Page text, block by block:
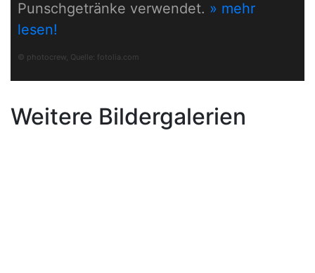
Punschgetränke verwendet. » mehr
lesen!
© photocrew, Quelle: fotolia.com
Weitere Bildergalerien